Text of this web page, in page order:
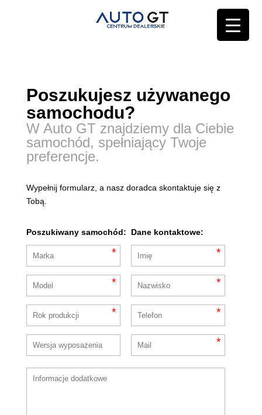
Poszukujesz używanego
samochodu?
W Auto GT znajdziemy dla Ciebie
samochód, spełniający Twoje
preferencje.
Wypełnij formularz, a nasz doradca skontaktuje się z
Tobą.
Poszukiwany samochód:
*
*
*
Dane kontaktowe:
*
*
*
*